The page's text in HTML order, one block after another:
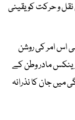
نقل و حرکت کو یقینی
اس امر کی روشن
مادر وطن کے
میں جان کا نذرانہ